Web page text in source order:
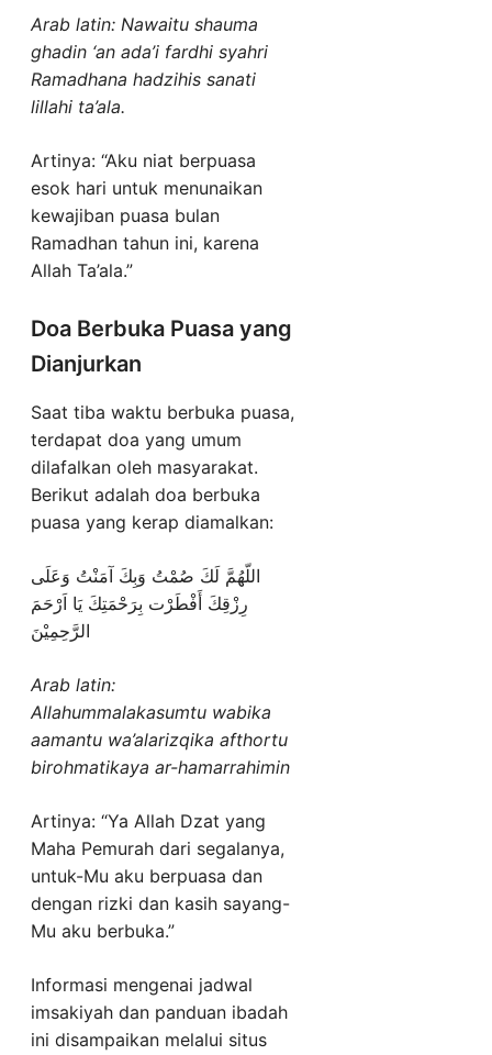
Arab latin: Nawaitu shauma
ghadin ‘an ada’i fardhi syahri
Ramadhana hadzihis sanati
lillahi ta’ala.
Artinya: “Aku niat berpuasa
esok hari untuk menunaikan
kewajiban puasa bulan
Ramadhan tahun ini, karena
Allah Ta’ala.”
Doa Berbuka Puasa yang
Dianjurkan
Saat tiba waktu berbuka puasa,
terdapat doa yang umum
dilafalkan oleh masyarakat.
Berikut adalah doa berbuka
puasa yang kerap diamalkan:
اللّهُمَّ لَكَ صُمْتُ وَبِكَ آمَنْتُ وَعَلَى
رِزْقِكَ أَفْطَرْت بِرَحْمَتِكَ يَا اَرْحَمَ
الرَّحِمِيْنَ
Arab latin:
Allahummalakasumtu wabika
aamantu wa’alarizqika afthortu
birohmatikaya ar-hamarrahimin
Artinya: “Ya Allah Dzat yang
Maha Pemurah dari segalanya,
untuk-Mu aku berpuasa dan
dengan rizki dan kasih sayang-
Mu aku berbuka.”
Informasi mengenai jadwal
imsakiyah dan panduan ibadah
ini disampaikan melalui situs